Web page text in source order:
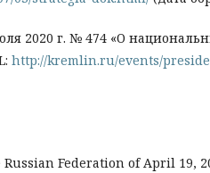
2020 г. № 474 «О
http://kremlin.ru/events/
Federation of April 19,